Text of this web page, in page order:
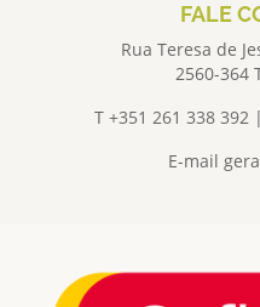
FALE
Rua Teresa de
2560-364
T +351 261 338 392
E-mail